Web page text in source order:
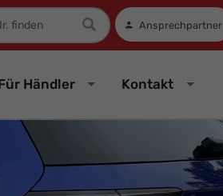
Ansprechpartner
Händler Kontakt